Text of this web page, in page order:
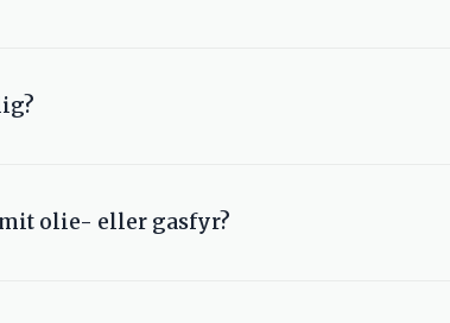
olie- eller gasfyr?